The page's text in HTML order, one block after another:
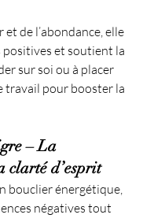
de l’abondance, elle
et soutient la
sur soi ou à placer
travail pour booster la
– La
clarté d’esprit
bouclier énergétique,
négatives tout